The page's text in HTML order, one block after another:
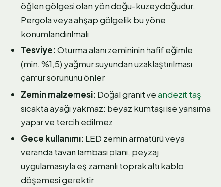
öğlen gölgesi olan yön doğu-kuzeydoğudur.
Pergola veya ahşap gölgelik bu yöne
konumlandırılmalı
Tesviye:Oturma alanı zemininin hafif eğimle
(min. %1,5) yağmur suyundan uzaklaştırılması
çamur sorununu önler
Zemin malzemesi: Doğal granit veandezit taş
sıcakta ayağı yakmaz; beyaz kumtaşı ise yansıma
yapar ve tercih edilmez
Gece kullanımı: LED zemin armatürü veya
veranda tavan lambası planı, peyzaj
uygulamasıyla eş zamanlı toprak altı kablo
döşemesi gerektir